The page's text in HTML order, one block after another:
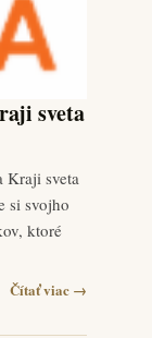
sveta
Kraji sveta
si svojho
ktoré
Čítať viac →